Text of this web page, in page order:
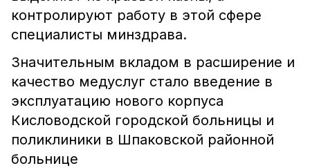
контролируют работу в этой сфере
специалисты минздрава.
Значительным вкладом в расширение и
качество медуслуг стало введение в
эксплуатацию нового корпуса
Кисловодской городской больницы и
поликлиники в Шпаковской районной
больнице